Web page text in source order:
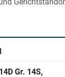
Gr. 14S,